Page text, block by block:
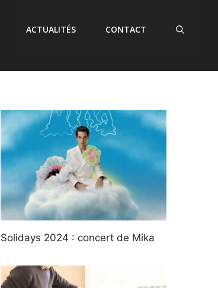
ACTUALITÉS CONTACT
Solidays 2024 : concert de Mika